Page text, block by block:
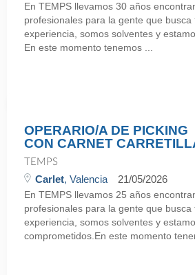
En TEMPS llevamos 30 años
profesionales para la gente que busca
experiencia, somos solventes y
En este momento tenemos ...
OPERARIO/A DE PICKING
CON CARNET
TEMPS
Carlet, Valencia 21/05/2026
En TEMPS llevamos 25 años
profesionales para la gente que busca
experiencia, somos solventes y
comprometidos.En este momento